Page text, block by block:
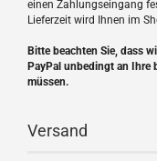
einen Zahlungseingang
Lieferzeit wird Ihnen im
Bitte beachten Sie, dass
PayPal unbedingt an Ihre
müssen.
Versand